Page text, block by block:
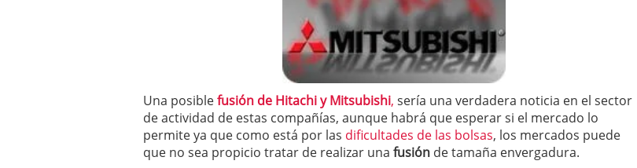
Comparativa Costes vs Agilidad: ¿Por qué el Préstamo Promotor privado
acelera la rentabilidad? 12 de diciembre de 2025
Meses sin intereses: Cómo aprovechar esta opción para gestionar tus
24 de noviembre de 2025
Planificar tu herencia también es una decisión financiera: cómo anticiparte
21 de noviembre de 2025
¿Cuánto cuesta un software punto de venta? 3 de octubre de 2025
Una posiblefusión de Hitachi y Mitsubishi, sería una verdadera noticia en el sector
de actividad de estas compañías, aunque habrá que esperar si el mercado lo
permite ya que como está por las dificultades de las bolsas, los mercados puede
que no sea propicio tratar de realizar una fusión de tamaña envergadura.